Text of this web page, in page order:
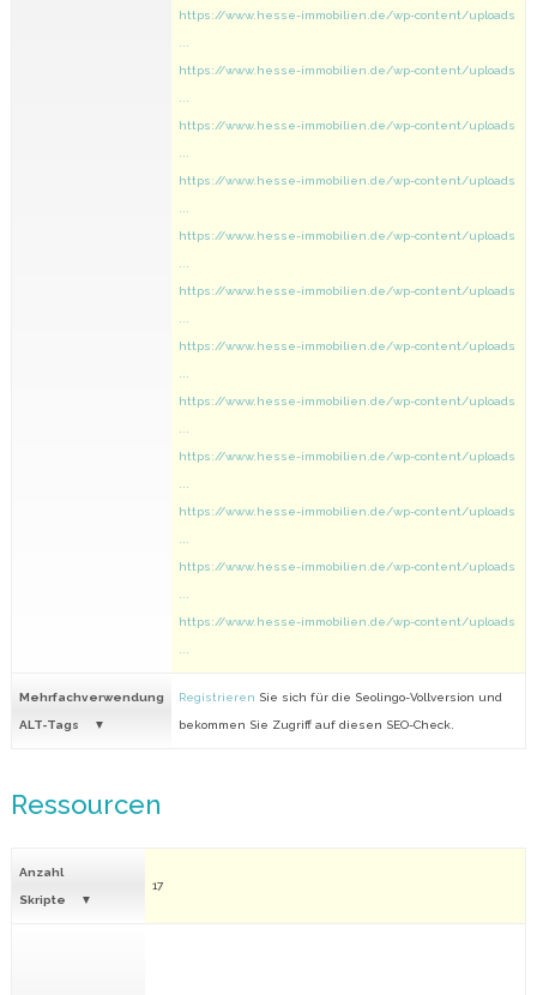
https://www.hesse-immobilien.de/wp-content/uploads
https://www.hesse-immobilien.de/wp-content/uploads
https://www.hesse-immobilien.de/wp-content/uploads
https://www.hesse-immobilien.de/wp-content/uploads
https://www.hesse-immobilien.de/wp-content/uploads
https://www.hesse-immobilien.de/wp-content/uploads
https://www.hesse-immobilien.de/wp-content/uploads
https://www.hesse-immobilien.de/wp-content/uploads
https://www.hesse-immobilien.de/wp-content/uploads
https://www.hesse-immobilien.de/wp-content/uploads
https://www.hesse-immobilien.de/wp-content/uploads
https://www.hesse-immobilien.de/wp-content/uploads
Mehrfachverwendung
ALT-Tags
Registrieren Sie sich für die Seolingo-Vollversion und
bekommen Sie Zugriff auf diesen SEO-Check.
Ressourcen
Anzahl
Skripte
17